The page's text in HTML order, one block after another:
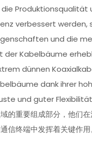
Produktionsqualität
verbessert werden,
und die
der Kabelbäume
dünnen
dank ihrer
und guter Flexibilität
的重要组成部分，他们
信终端中发挥着关键作用